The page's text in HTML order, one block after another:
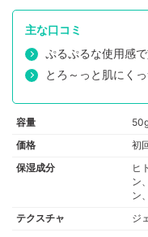
ロール、水酸化Na、クエン
ンジ油、ローマカミツレ花油
主な口コミ
ぷるぷるな使用感
とろ～っと肌にく
容量
価格
初
保湿成分
ヒ
ン
ン
テクスチャ
ジ